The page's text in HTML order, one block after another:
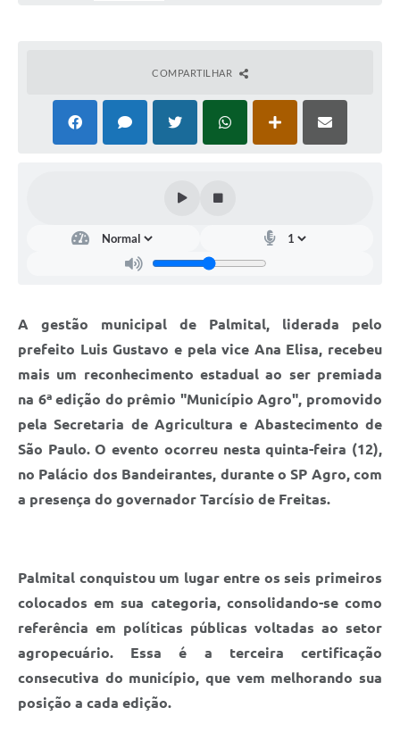
COMPARTILHAR
A gestão municipal de Palmital, liderada pelo
prefeito Luis Gustavo e pela vice Ana Elisa, recebeu
mais um reconhecimento estadual ao ser premiada
na 6ª edição do prêmio "Município Agro", promovido
pela Secretaria de Agricultura e Abastecimento de
São Paulo. O evento ocorreu nesta quinta-feira (12),
no Palácio dos Bandeirantes, durante o SP Agro, com
a presença do governador Tarcísio de Freitas.
Palmital conquistou um lugar entre os seis primeiros
colocados em sua categoria, consolidando-se como
referência em políticas públicas voltadas ao setor
agropecuário. Essa é a terceira certificação
consecutiva do município, que vem melhorando sua
posição a cada edição.